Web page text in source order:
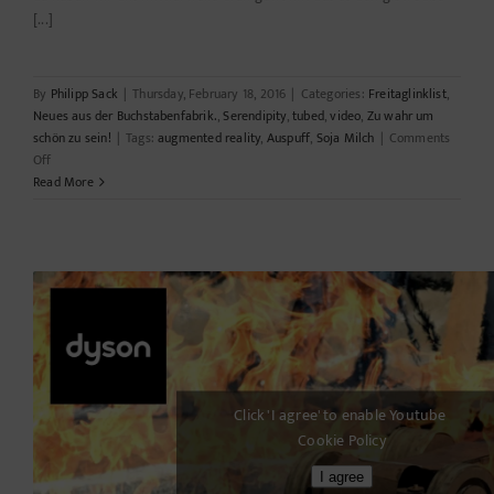
[...]
By Philipp Sack | Thursday, February 18, 2016 | Categories: Freitaglinklist,
Neues aus der Buchstabenfabrik.,Serendipity,tubed,video, Zu wahr um
schön zu sein! | Tags:augmented reality, Auspuff, Soja Milch | Comments
Offon
Alles
Read More
Click 'I agree' to enable Youtube
Cookie Policy
I agree